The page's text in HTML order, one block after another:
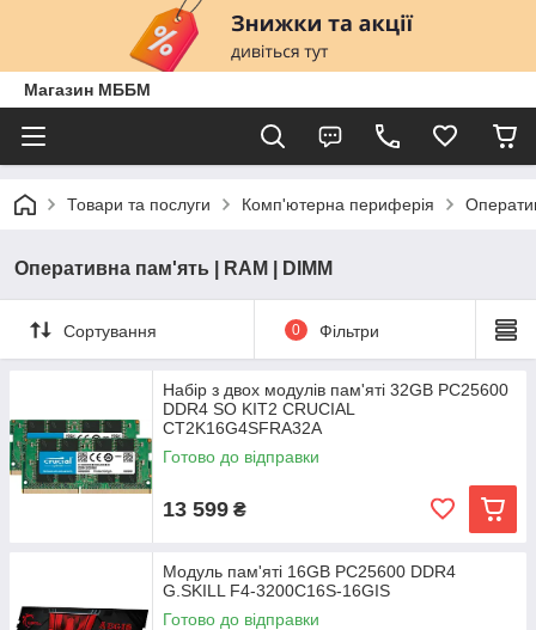
Магазин МББМ
Товари та послуги Комп'ютерна периферія
Оперативна пам'ять | RAM | DIMM
Сортування 0 Фільтри
Набір з двох модулів пам'яті 32GB PC25600
DDR4 SO KIT2 CRUCIAL
CT2K16G4SFRA32A
Готово до відправки
13 599 ₴
Модуль пам'яті 16GB PC25600 DDR4
G.SKILL F4-3200C16S-16GIS
Готово до відправки